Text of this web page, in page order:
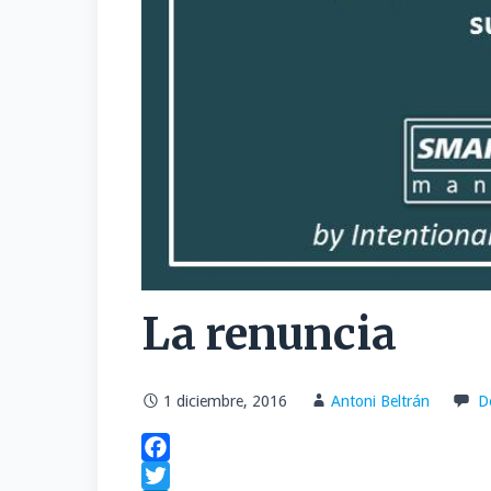
La renuncia
1 diciembre, 2016 Antoni Beltrán
F